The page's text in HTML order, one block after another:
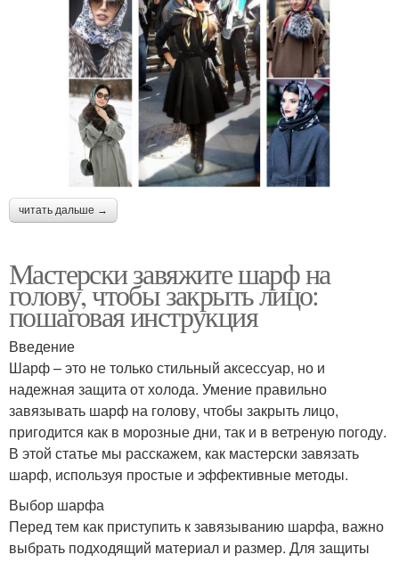
читать дальше →
Мастерски завяжите шарф на
голову, чтобы закрыть лицо:
пошаговая инструкция
Введение
Шарф – это не только стильный аксессуар, но и
надежная защита от холода. Умение правильно
завязывать шарф на голову, чтобы закрыть лицо,
пригодится как в морозные дни, так и в ветреную погоду.
В этой статье мы расскажем, как мастерски завязать
шарф, используя простые и эффективные методы.
Выбор шарфа
Перед тем как приступить к завязыванию шарфа, важно
выбрать подходящий материал и размер. Для защиты